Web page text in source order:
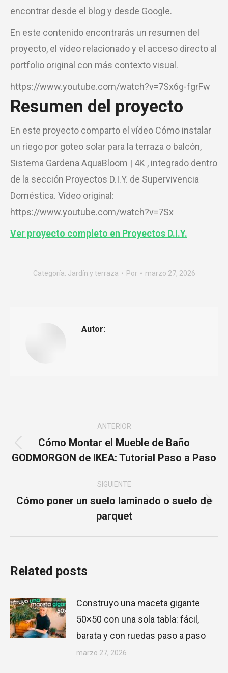
encontrar desde el blog y desde Google.
En este contenido encontrarás un resumen del
proyecto, el vídeo relacionado y el acceso directo al
portfolio original con más contexto visual.
https://www.youtube.com/watch?v=7Sx6g-fgrFw
Resumen del proyecto
En este proyecto comparto el vídeo Cómo instalar
un riego por goteo solar para la terraza o balcón,
Sistema Gardena AquaBloom | 4K , integrado dentro
de la sección Proyectos D.I.Y. de Supervivencia
Doméstica. Vídeo original:
https://www.youtube.com/watch?v=7Sx
Ver proyecto completo en Proyectos D.I.Y.
Categoría: Jardín y terraza Por marzo 27, 2026
Autor:
entre
publicaciones
ANTERIOR
Publicación
Cómo Montar el Mueble de Baño
GODMORGON de IKEA: Tutorial Paso a Paso
SIGUIENTE
Publicación
siguiente:
Cómo poner un suelo laminado o suelo de
parquet
Related posts
Construyo una maceta gigante
50×50 con una sola tabla: fácil,
barata y con ruedas paso a paso
marzo 27, 2026